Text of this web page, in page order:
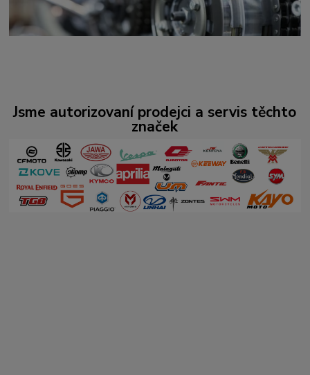
Jsme autorizovaní prodejci a servis těchto
značek